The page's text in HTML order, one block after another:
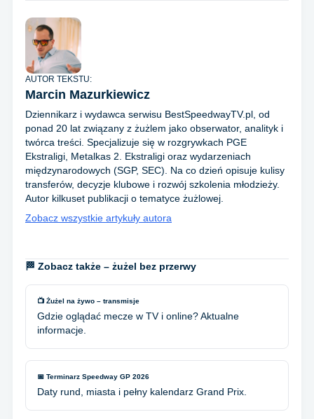
AUTOR TEKSTU:
Marcin Mazurkiewicz
Dziennikarz i wydawca serwisu BestSpeedwayTV.pl, od
ponad 20 lat związany z żużlem jako obserwator, analityk i
twórca treści. Specjalizuje się w rozgrywkach PGE
Ekstraligi, Metalkas 2. Ekstraligi oraz wydarzeniach
międzynarodowych (SGP, SEC). Na co dzień opisuje kulisy
transferów, decyzje klubowe i rozwój szkolenia młodzieży.
Autor kilkuset publikacji o tematyce żużlowej.
Zobacz wszystkie artykuły autora
🏁 Zobacz także – żużel bez przerwy
📺 Żużel na żywo – transmisje
Gdzie oglądać mecze w TV i online? Aktualne
informacje.
📅 Terminarz Speedway GP 2026
Daty rund, miasta i pełny kalendarz Grand Prix.